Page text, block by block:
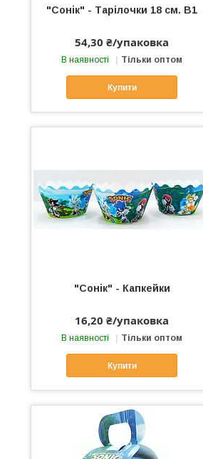
"Сонік" - Тарілочки 18 см. В1
54,30 ₴/упаковка
В наявності Тільки оптом
Купити
"Сонік" - Капкейки
16,20 ₴/упаковка
В наявності Тільки оптом
Купити